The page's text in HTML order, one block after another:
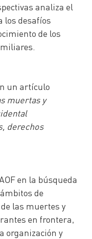
analiza el
los desafíos
de los
un artículo
muertas y
derechos
en la búsqueda
de
las muertes y
en frontera,
organización y